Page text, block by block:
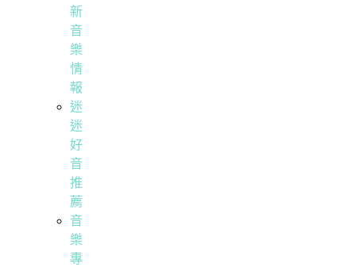
新
音
樂
情
報
迷
迷
好
音
推
薦
音
樂
專